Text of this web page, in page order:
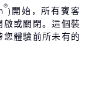
®)開始，所有賓客
或關閉。這個裝
體驗前所未有的